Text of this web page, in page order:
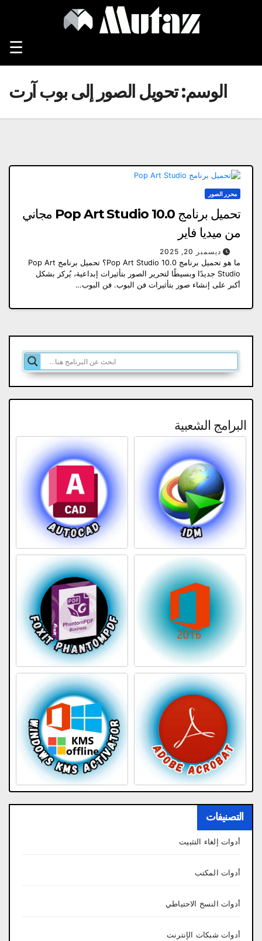
☰
الوسم:تحويل الصور إلى بوب آرت
محرر الصور
تحميل برنامج Pop Art Studio 10.0 مجاني
من ميديا ​​فاير
ديسمبر 20, 2025
ما هو تحميل برنامج Pop Art Studio 10.0؟ تحميل برنامج Pop Art
Studio جديدًا وبسيطًا لتحرير الصور بتأثيرات إبداعية، يُركز بشكل
أكبر على إنشاء صور بتأثيرات فن البوب. فن البوب…
البرامج الشعبية
التصنيفات
أدوات إلغاء التثبيت
أدوات المكتب
أدوات النسخ الاحتياطي
أدوات شبكات الإنترنت